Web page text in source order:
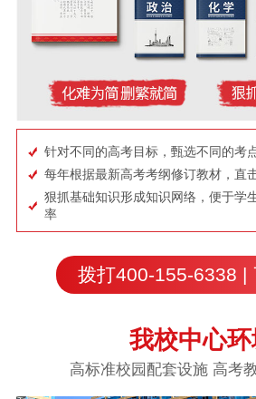
针对不同的高考目标，甄选不同的考
每年根据最新高考考纲修订教材，直
狠抓基础知识形成知识网络，便于学
率
拨打400-155-6338 |
我校中心
高标准校园配套设施 高考